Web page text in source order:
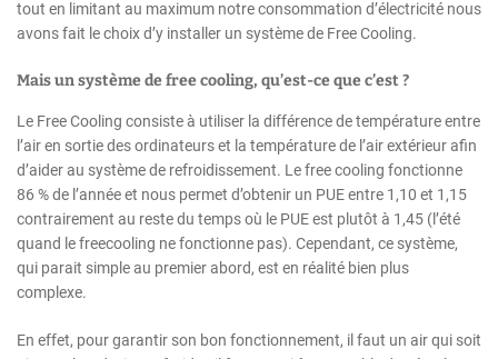
tout en limitant au maximum notre consommation d’électricité nous
avons fait le choix d’y installer un système de Free Cooling.
Mais un système de free cooling, qu’est-ce que c’est ?
Le Free Cooling consiste à utiliser la différence de température entre
l’air en sortie des ordinateurs et la température de l’air extérieur afin
d’aider au système de refroidissement. Le free cooling fonctionne
86 % de l’année et nous permet d’obtenir un PUE entre 1,10 et 1,15
contrairement au reste du temps où le PUE est plutôt à 1,45 (l’été
quand le freecooling ne fonctionne pas). Cependant, ce système,
qui parait simple au premier abord, est en réalité bien plus
complexe.
En effet, pour garantir son bon fonctionnement, il faut un air qui soit